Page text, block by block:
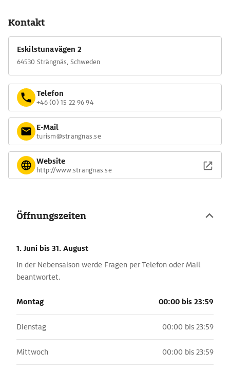
Kontakt
Eskilstunavägen 2
64530 Strängnäs, Schweden
Telefon
+46 (0) 15 22 96 94
E-Mail
turism@strangnas.se
Website
http://www.strangnas.se
Öffnungszeiten
1. Juni bis 31. August
In der Nebensaison werde Fragen per Telefon oder Mail
beantwortet.
Montag 00:00 bis 23:59
Dienstag 00:00 bis 23:59
Mittwoch 00:00 bis 23:59